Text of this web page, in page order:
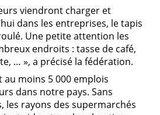
viendront charger et
dans les entreprises, le tapis
Une petite attention les
endroits : tasse de café,
… », a précisé la fédération.
au moins 5 000 emplois
dans notre pays. Sans
les rayons des supermarchés